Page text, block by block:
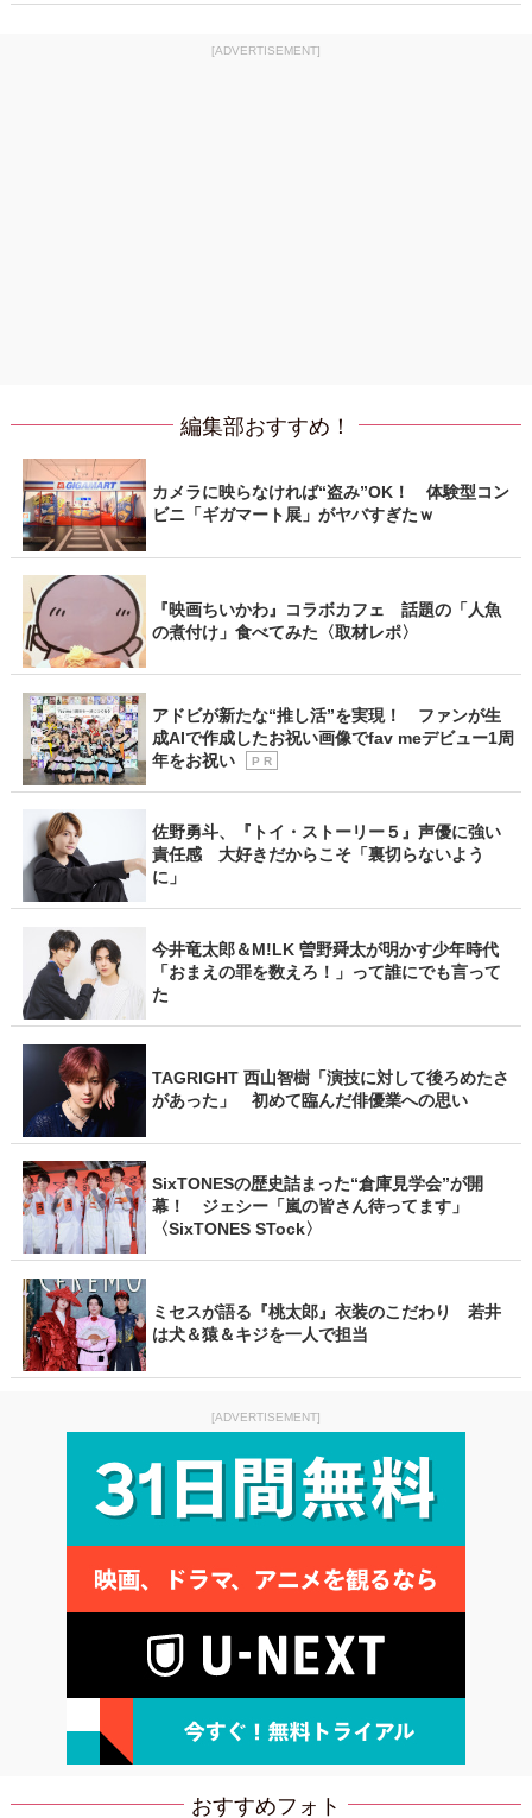
[ADVERTISEMENT]
編集部おすすめ！
カメラに映らなければ“盗み”OK！ 体験型コン
ビニ「ギガマート展」がヤバすぎたｗ
『映画ちいかわ』コラボカフェ 話題の「人魚
の煮付け」食べてみた〈取材レポ〉
アドビが新たな“推し活”を実現！ ファンが生
成AIで作成したお祝い画像でfav meデビュー1周
年をお祝い
P R
佐野勇斗、『トイ・ストーリー５』声優に強い
責任感 大好きだからこそ「裏切らないよう
に」
今井竜太郎＆M!LK 曽野舜太が明かす少年時代
「おまえの罪を数えろ！」って誰にでも言って
た
TAGRIGHT 西山智樹「演技に対して後ろめたさ
があった」 初めて臨んだ俳優業への思い
SixTONESの歴史詰まった“倉庫見学会”が開
幕！ ジェシー「嵐の皆さん待ってます」
〈SixTONES STock〉
ミセスが語る『桃太郎』衣装のこだわり 若井
は犬＆猿＆キジを一人で担当
[ADVERTISEMENT]
おすすめフォト